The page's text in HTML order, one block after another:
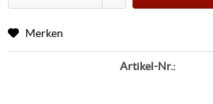
Merken
Artikel-Nr.: